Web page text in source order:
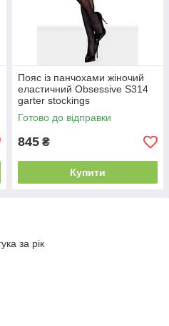
Пояс із панчохами жіночий
еластичний Obsessive S314
garter stockings
Готово до відправки
845 ₴
Купити
за рік